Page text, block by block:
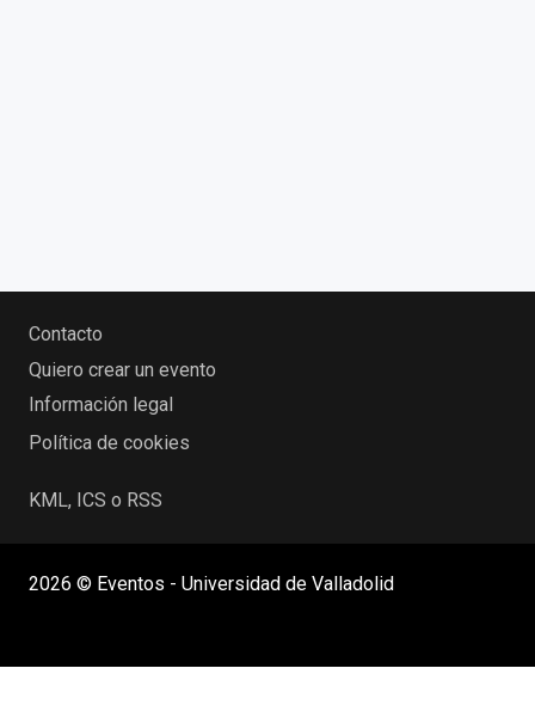
Contacto
Quiero crear un evento
Información legal
Política de cookies
KML, ICS o RSS
2026 © Eventos - Universidad de Valladolid